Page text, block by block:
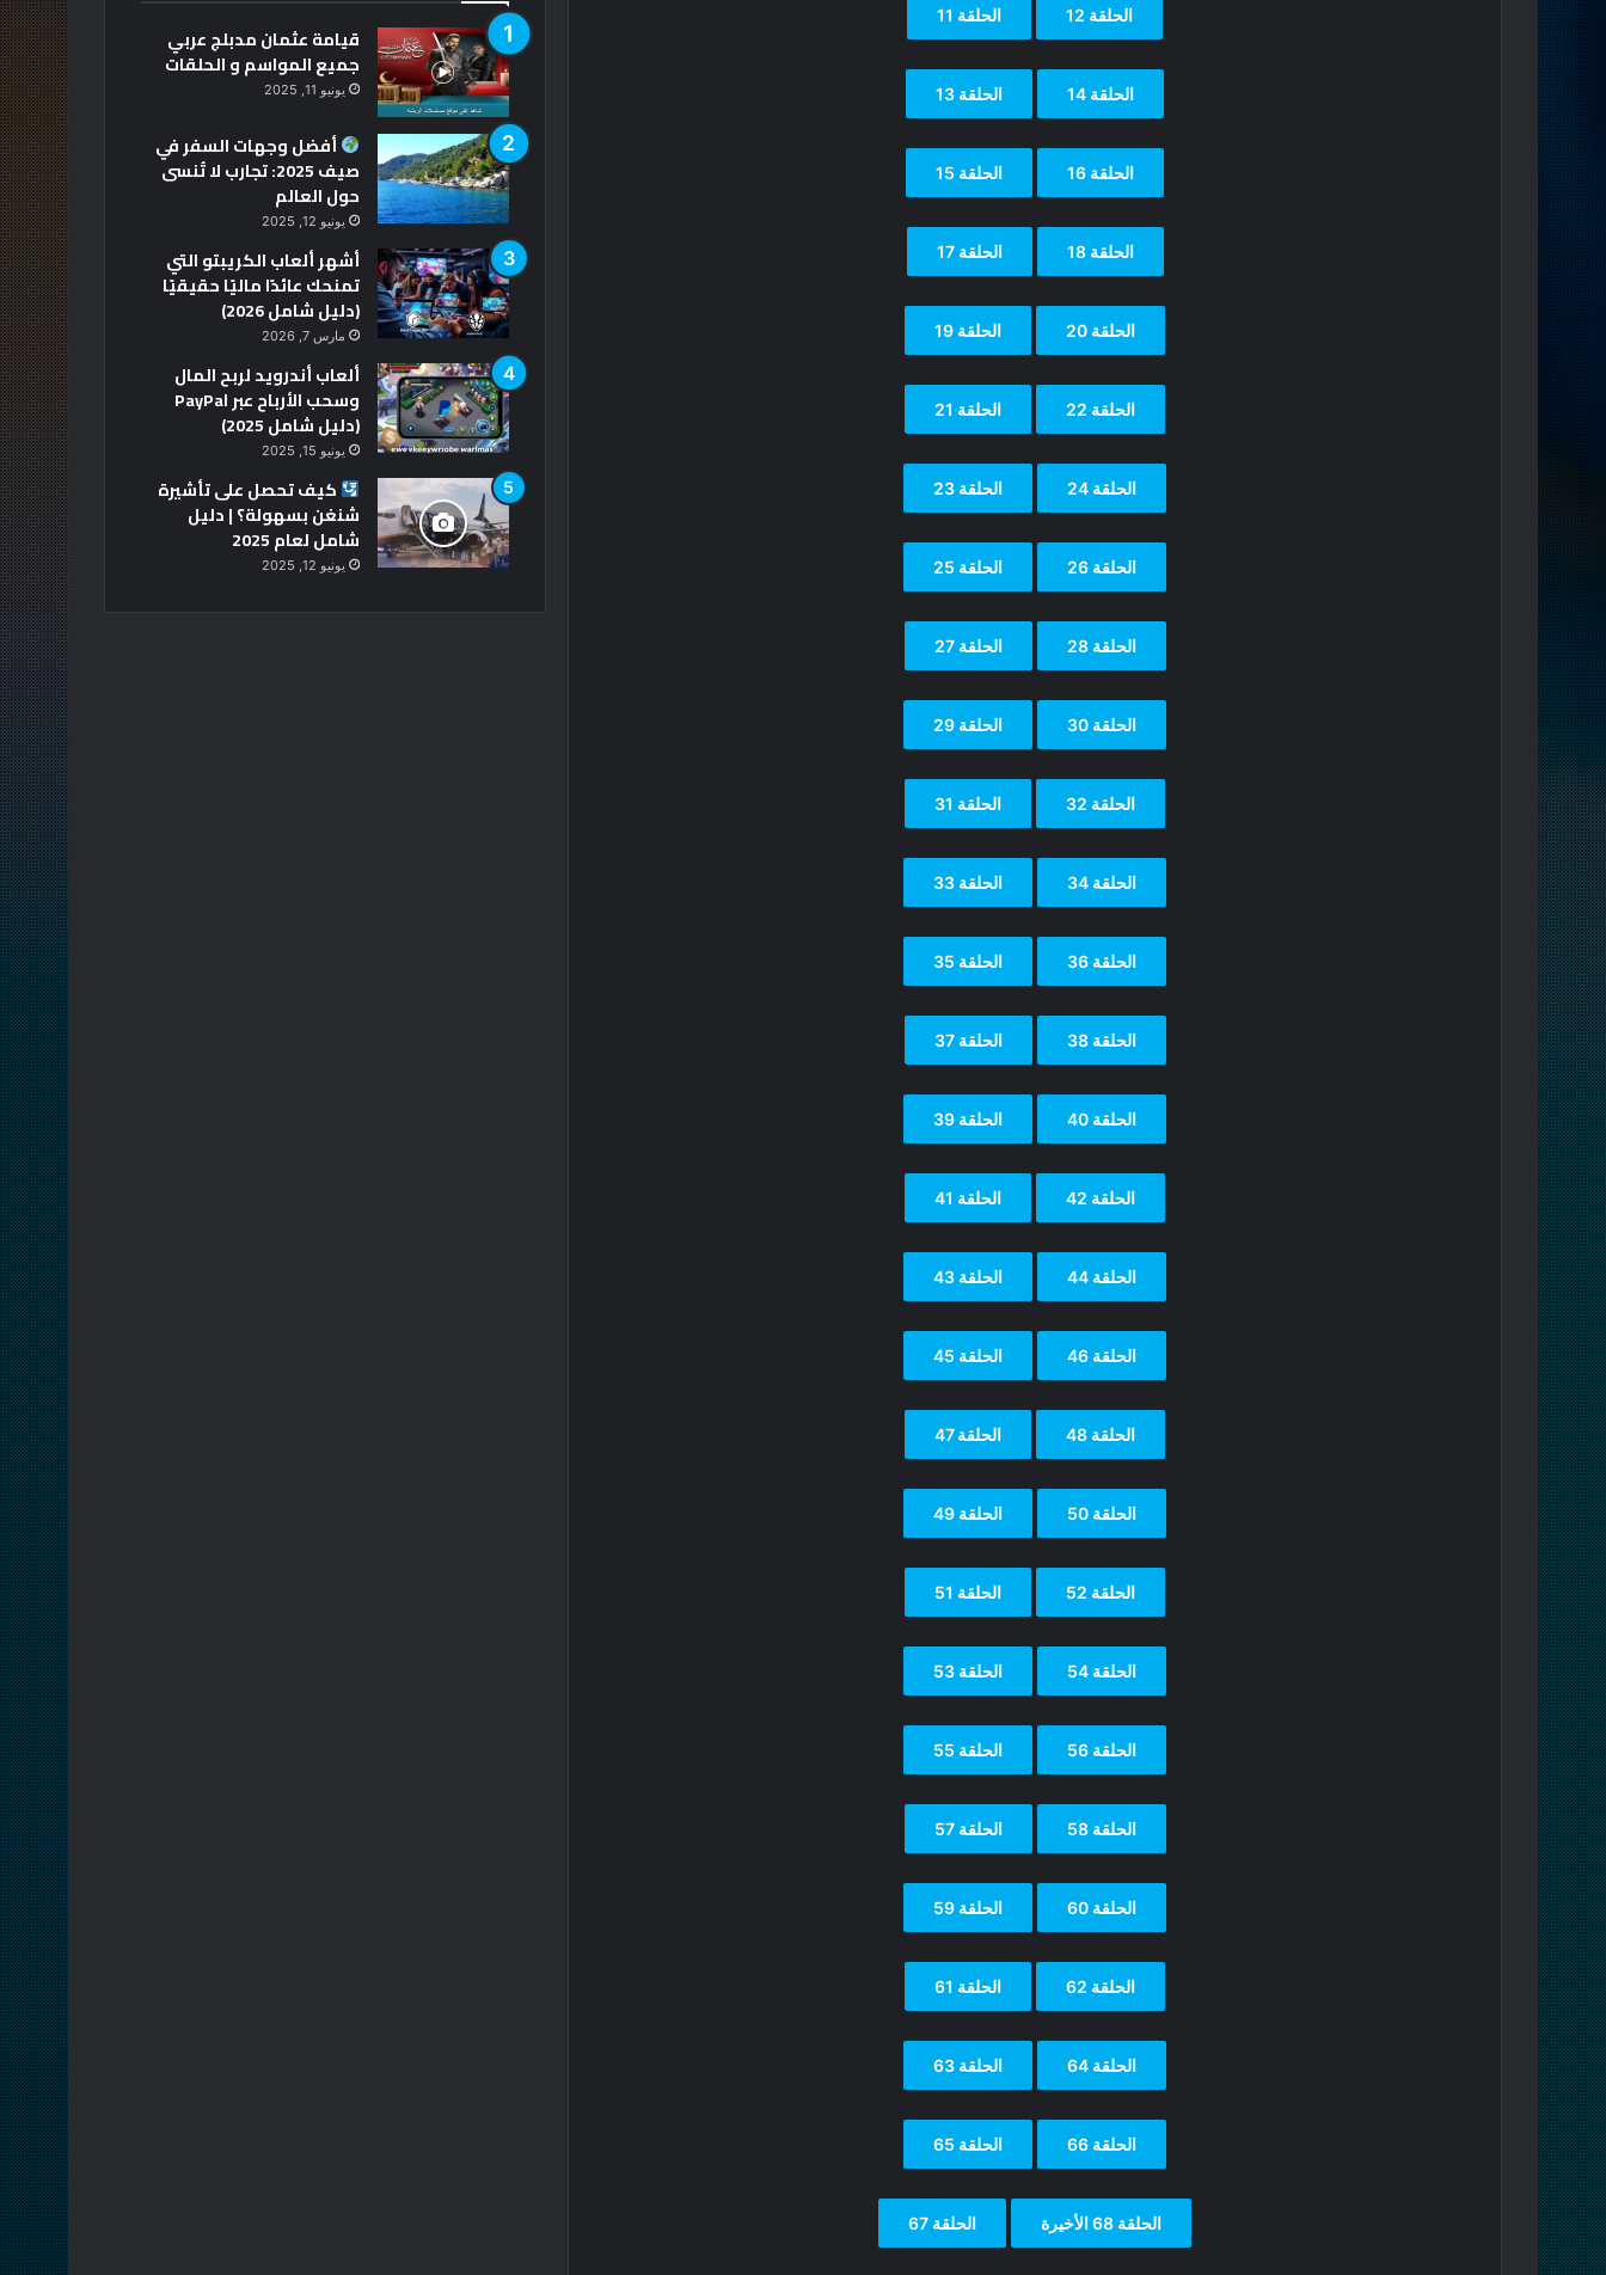
الحلقة 11 الحلقة 12
الحلقة 14 الحلقة 13
الحلقة 16 الحلقة 15
الحلقة 18 الحلقة 17
الحلقة 20 الحلقة 19
الحلقة 22 الحلقة 21
الحلقة 24 الحلقة 23
الحلقة 26 الحلقة 25
الحلقة 28 الحلقة 27
الحلقة 30 الحلقة 29
الحلقة 32 الحلقة 31
الحلقة 34 الحلقة 33
الحلقة 36 الحلقة 35
الحلقة 38 الحلقة 37
الحلقة 40 الحلقة 39
الحلقة 42 الحلقة 41
الحلقة 44 الحلقة 43
الحلقة 46 الحلقة 45
الحلقة 48 الحلقة 47
الحلقة 50 الحلقة 49
الحلقة 52 الحلقة 51
الحلقة 54 الحلقة 53
الحلقة 56 الحلقة 55
الحلقة 58 الحلقة 57
الحلقة 60 الحلقة 59
الحلقة 62 الحلقة 61
الحلقة 64 الحلقة 63
الحلقة 66 الحلقة 65
الحلقة 68 الأخيرة الحلقة 67
قيامة عثمان مدبلج عربي
جميع المواسم و الحلقات
يونيو 11, 2025
أفضل وجهات السفر في
صيف 2025: تجارب لا تُنسى
حول العالم
يونيو 12, 2025
أشهر ألعاب الكريبتو التي
تمنحك عائدًا ماليًا حقيقيًا
(دليل شامل 2026)
مارس 7, 2026
ألعاب أندرويد لربح المال
وسحب الأرباح عبر PayPal
(دليل شامل 2025)
يونيو 15, 2025
كيف تحصل على تأشيرة
شنغن بسهولة؟ | دليل
شامل لعام 2025
يونيو 12, 2025